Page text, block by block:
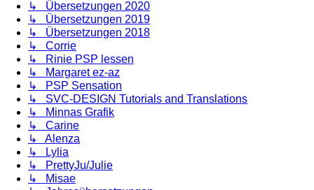
↳ Übersetzungen 2020
↳ Übersetzungen 2019
↳ Übersetzungen 2018
↳ Corrie
↳ Rinie PSP lessen
↳ Margaret ez-az
↳ PSP Sensation
↳ SVC-DESIGN Tutorials and Translations
↳ Minnas Grafik
↳ Carine
↳ Alenza
↳ Lylia
↳ PrettyJu/Julie
↳ Misae